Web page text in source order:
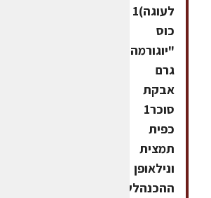
לעוגה)1
כוס
גרם
אבקת
סוכר1
כפית
תמצית
ונילאופן
ההכנהלשמן